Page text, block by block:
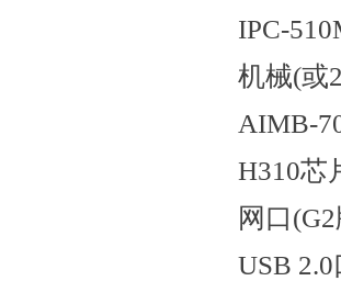
IPC-
机械(或
AIMB-
H310芯
网口
USB